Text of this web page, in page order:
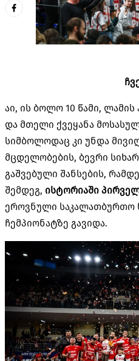
აი, ის ბოლო 10 წამი, ლამის
და მთელი ქვეყანა
სიმბოლოდაც კი უნდა
მცდელობების, ბევრი
გაშვებული შანსების,
შემდეგ, ისტორიაში
ეროვნული საკალათბურთო
ჩემპიონატზე გავიდა.